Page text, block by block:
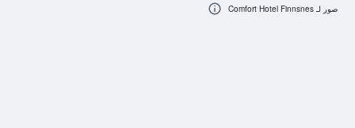
صور لـ Comfort Hotel Finnsnes